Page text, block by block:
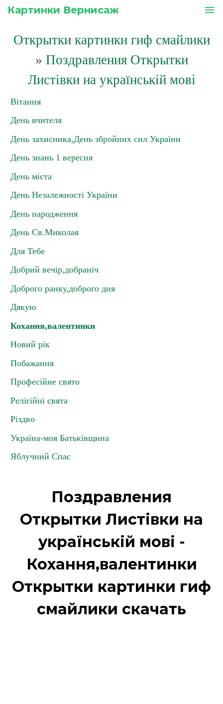
Картинки Вернисаж menu
Открытки картинки гиф смайлики
» Поздравления Открытки
Листівки на українській мові
Вітання
День вчителя
День захисника,День збройних сил України
День знань 1 вересня
День міста
День Незалежності України
День народження
День Св.Миколая
Для Тебе
Добрий вечір,добраніч
Доброго ранку,доброго дня
Дякую
Кохання,валентинки
Новий рік
Побажання
Професійне свято
Релігійні свята
Різдво
Україна-моя Батьківщина
Яблучний Спас
Поздравления
Открытки Листівки на
українській мові -
Кохання,валентинки
Открытки картинки гиф
смайлики скачать